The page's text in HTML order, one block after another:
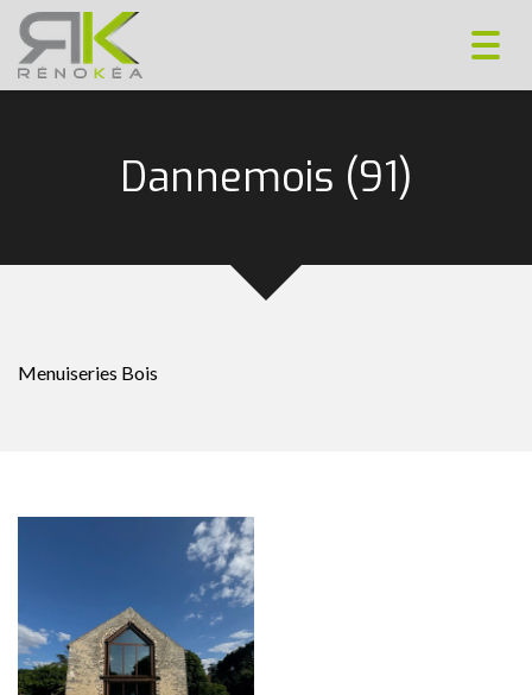
Dannemois (91)
Menuiseries Bois